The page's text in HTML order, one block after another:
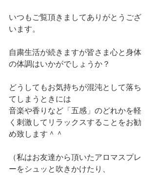
いつもご覧頂きましてありがとうござ
います。
自粛生活が続きますが皆さま心と身体
の体調はいかがでしょうか？
どうしてもお気持ちが混沌として落ち
てしまうときには
音楽や香りなど「五感」のどれかを軽
く刺激してリラックスすることをお勧
め致します＾＾
（私はお友達から頂いたアロマスプレ
ーをシュッと吹きかけたり、